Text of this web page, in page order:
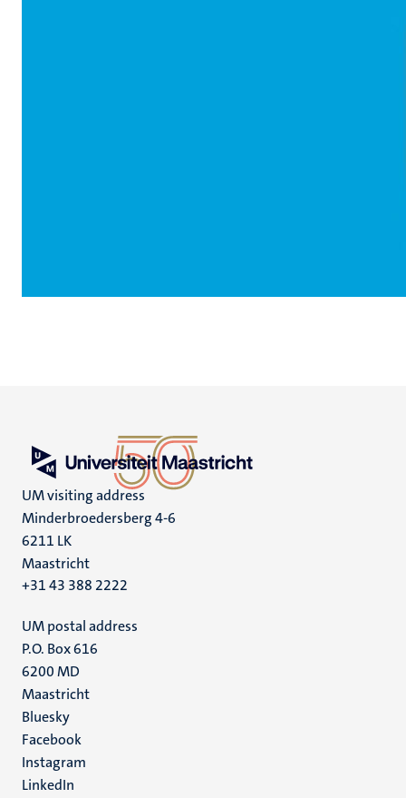
UM visiting address
Minderbroedersberg 4-6
6211 LK
Maastricht
+31 43 388 2222
UM postal address
P.O. Box 616
6200 MD
Maastricht
Social
media
Bluesky
Facebook
Instagram
LinkedIn